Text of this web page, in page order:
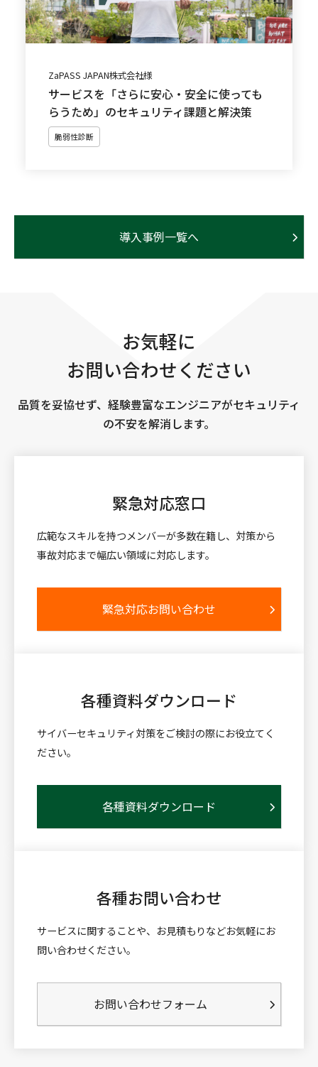
ZaPASS JAPAN株式会社様
サービスを「さらに安心・安全に使っても
らうため」のセキュリティ課題と解決策
脆弱性診断
導入事例一覧へ
お気軽に
お問い合わせください
品質を妥協せず、経験豊富なエンジニアがセキュリティ
の不安を解消します。
緊急対応窓口
広範なスキルを持つメンバーが多数在籍し、対策から
事故対応まで幅広い領域に対応します。
緊急対応お問い合わせ
各種資料ダウンロード
サイバーセキュリティ対策をご検討の際にお役立てく
ださい。
各種資料ダウンロード
各種お問い合わせ
サービスに関することや、お見積もりなどお気軽にお
問い合わせください。
お問い合わせフォーム